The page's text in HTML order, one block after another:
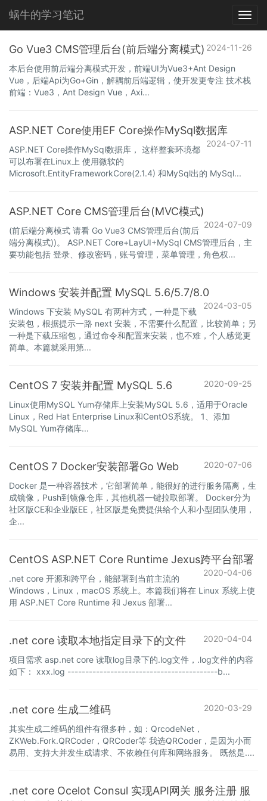
蜗牛的学习笔记
Go Vue3 CMS管理后台(前后端分离模式) 2024-11-26
本后台使用前后端分离模式开发，前端UI为Vue3+Ant Design
Vue，后端Api为Go+Gin，解耦前后端逻辑，使开发更专注 技术栈
前端：Vue3，Ant Design Vue，Axi...
ASP.NET Core使用EF Core操作MySql数据库
2024-07-11
ASP.NET Core操作MySql数据库， 这样整套环境都
可以布署在Linux上 使用微软的
Microsoft.EntityFrameworkCore(2.1.4) 和MySql出的 MySql...
ASP.NET Core CMS管理后台(MVC模式)
2024-07-09
(前后端分离模式 请看 Go Vue3 CMS管理后台(前后
端分离模式))。 ASP.NET Core+LayUI+MySql CMS管理后台，主
要功能包括 登录、修改密码，账号管理，菜单管理，角色权...
Windows 安装并配置 MySQL 5.6/5.7/8.0
2024-03-05
Windows 下安装 MySQL 有两种方式，一种是下载
安装包，根据提示一路 next 安装，不需要什么配置，比较简单；另
一种是下载压缩包，通过命令和配置来安装，也不难，个人感觉更
简单。本篇就采用第...
CentOS 7 安装并配置 MySQL 5.6 2020-09-25
Linux使用MySQL Yum存储库上安装MySQL 5.6，适用于Oracle
Linux，Red Hat Enterprise Linux和CentOS系统。 1、添加
MySQL Yum存储库...
CentOS 7 Docker安装部署Go Web 2020-07-06
Docker 是一种容器技术，它部署简单，能很好的进行服务隔离，生
成镜像，Push到镜像仓库，其他机器一键拉取部署。 Docker分为
社区版CE和企业版EE，社区版是免费提供给个人和小型团队使用，
企...
CentOS ASP.NET Core Runtime Jexus跨平台部署
2020-04-06
.net core 开源和跨平台，能部署到当前主流的
Windows，Linux，macOS 系统上。本篇我们将在 Linux 系统上使
用 ASP.NET Core Runtime 和 Jexus 部署...
.net core 读取本地指定目录下的文件 2020-04-04
项目需求 asp.net core 读取log目录下的.log文件，.log文件的内容
如下： xxx.log ------------------------------------------b...
.net core 生成二维码 2020-03-29
其实生成二维码的组件有很多种，如：QrcodeNet，
ZKWeb.Fork.QRCoder，QRCoder等 我选QRCoder，是因为小而
易用、支持大并发生成请求、不依赖任何库和网络服务。 既然是....
.net core Ocelot Consul 实现API网关 服务注册 服